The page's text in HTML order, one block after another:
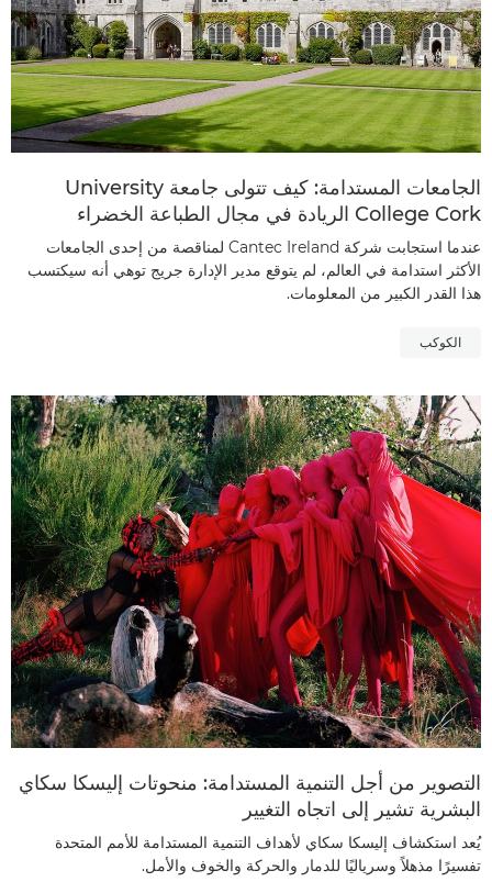
الجامعات المستدامة: كيف تتولى جامعة University
College Cork الريادة في مجال الطباعة الخضراء
عندما استجابت شركة Cantec Ireland لمناقصة من إحدى الجامعات
الأكثر استدامة في العالم، لم يتوقع مدير الإدارة جريج توهي أنه سيكتسب
هذا القدر الكبير من المعلومات.
الكوكب
التصوير من أجل التنمية المستدامة: منحوتات إليسكا سكاي
البشرية تشير إلى اتجاه التغيير
يُعد استكشاف إليسكا سكاي لأهداف التنمية المستدامة للأمم المتحدة
تفسيرًا مذهلاً وسرياليًا للدمار والحركة والخوف والأمل.